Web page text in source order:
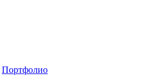
Портфолио